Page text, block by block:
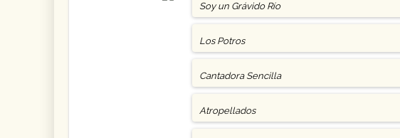
Soy un Grávido Río
Los Potros
Cantadora Sencilla
Atropellados